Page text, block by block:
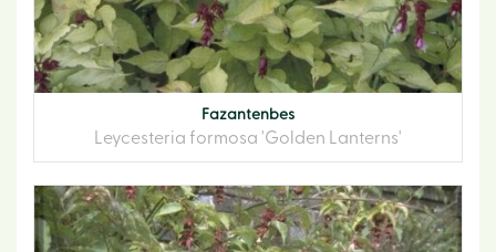
Fazantenbes
Leycesteria formosa 'Golden Lanterns'